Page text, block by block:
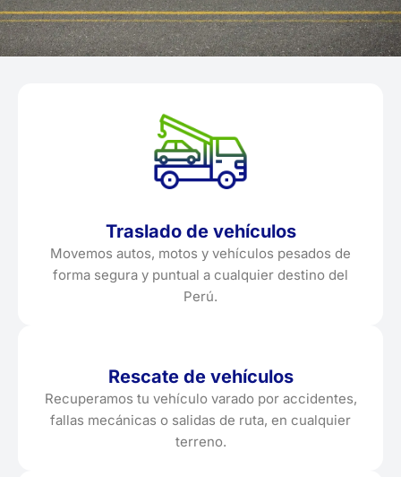
Traslado de vehículos
Movemos autos, motos y vehículos pesados de
forma segura y puntual a cualquier destino del
Perú.
Rescate de vehículos
Recuperamos tu vehículo varado por accidentes,
fallas mecánicas o salidas de ruta, en cualquier
terreno.